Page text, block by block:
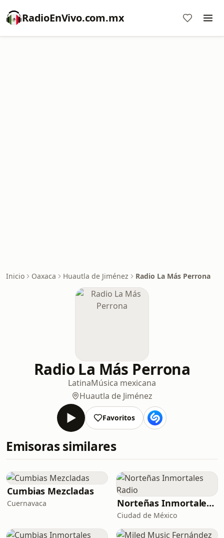
RadioEnVivo.com.mx
Inicio Oaxaca Huautla de Jiménez Radio La Más Perrona
Radio La Más Perrona
LatinaMúsica mexicana
Huautla de Jiménez
Favoritos
Emisoras similares
Cumbias Mezcladas
Cuernavaca Norteñas Inmortales Radio
Ciudad de México